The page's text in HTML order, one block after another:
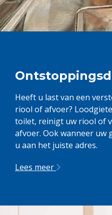
Heeft u last van een
riool of afvoer?
toilet, reinigt uw riool of
afvoer. Ook wanneer
u aan het juiste adres.
Lees meer